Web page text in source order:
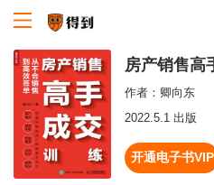
房产销售高
作者： 卿向东
2022.5.1 出版
开通电子书VIP